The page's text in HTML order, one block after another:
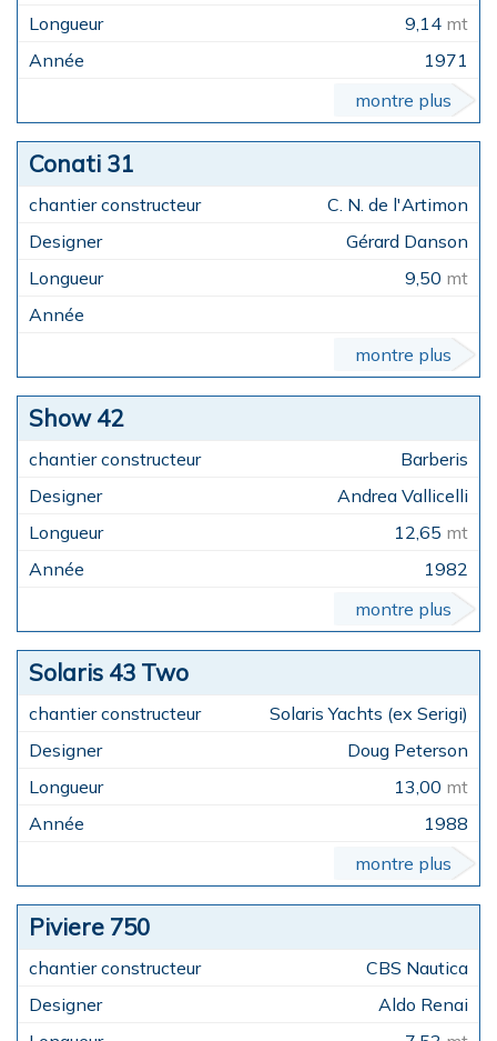
9,14 mt
1971
montre plus
Conati 31
C. N. de l'Artimon
Gérard Danson
9,50 mt
montre plus
Show 42
Barberis
Andrea Vallicelli
12,65 mt
1982
montre plus
Solaris 43 Two
Solaris Yachts (ex Serigi)
Doug Peterson
13,00 mt
1988
montre plus
Piviere 750
CBS Nautica
Aldo Renai